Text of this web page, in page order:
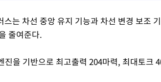
는 차선 중앙 유지 기능과 차선 변경 보조
줄여준다.
진을 기반으로 최고출력 204마력, 최대토크